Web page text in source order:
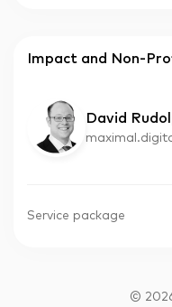
Impact and Non-
David
Service package
©